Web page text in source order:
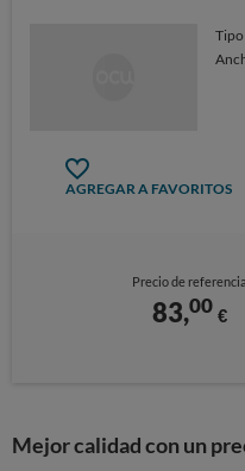
Tipo
AGREGAR A FAVORITOS
Precio de referencia
83,00 €
Mejor calidad con un